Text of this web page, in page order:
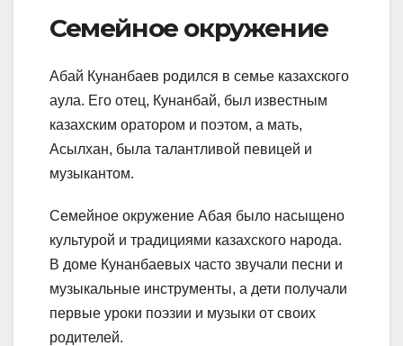
Семейное окружение
Абай Кунанбаев родился в семье казахского
аула. Его отец, Кунанбай, был известным
казахским оратором и поэтом, а мать,
Асылхан, была талантливой певицей и
музыкантом.
Семейное окружение Абая было насыщено
культурой и традициями казахского народа.
В доме Кунанбаевых часто звучали песни и
музыкальные инструменты, а дети получали
первые уроки поэзии и музыки от своих
родителей.